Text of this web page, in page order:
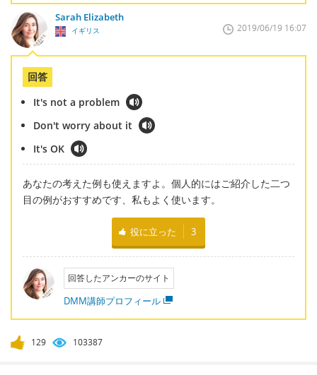
Sarah Elizabeth
イギリス 2019/06/19 16:07
回答
It's not a problem
Don't worry about it
It's OK
あなたの考えた例も使えますよ。個人的にはご紹介した二つ
目の例がおすすめです、私もよく使います。
役に立った 3
回答したアンカーのサイト
DMM講師プロフィール
129 103387